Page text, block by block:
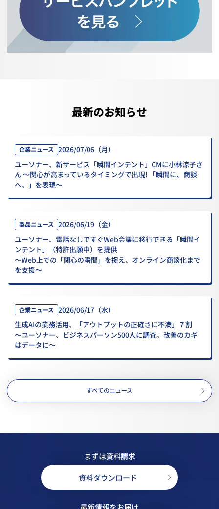
最新のお知らせ
企業ニュース 2026/07/06（月）
ユーソナー、新サービス「瞬間インテント」CMに小林涼子さ
ん ～関心が高まっているタイミングで出現! 「瞬間に、商談
へ。」を表現～
製品ニュース 2026/06/19（金）
ユーソナー、電話なしですぐWeb会議に移行できる「瞬間イ
ンテント」（特許出願中）を提供
～Web上での「関心の瞬間」を捉え、オンライン商談化まで
を支援～
企業ニュース 2026/06/17（水）
生成AIの業務活用、「アウトプットの正確さに不満」７割
～ユーソナー、ビジネスパーソン500人に調査。改善のカギ
はデータに～
すべてのニュース
まずは資料請求
資料ダウンロード
最新情報をお届け